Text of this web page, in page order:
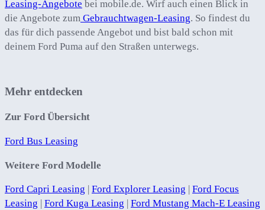
Leasing-Angebote bei mobile.de. Wirf auch einen Blick in
die Angebote zum Gebrauchtwagen-Leasing. So findest du
das für dich passende Angebot und bist bald schon mit
deinem Ford Puma auf den Straßen unterwegs.
Mehr entdecken
Zur Ford Übersicht
Ford Bus Leasing
Weitere Ford Modelle
Ford Capri Leasing Ford Explorer Leasing
Ford Focus
Leasing
Ford Kuga Leasing
Ford Mustang Mach-E Leasing